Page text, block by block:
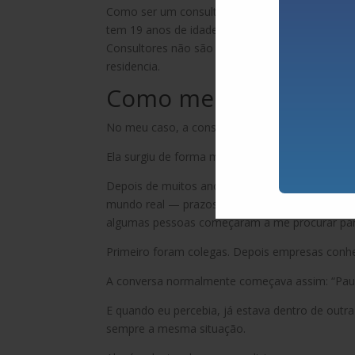
Como ser um consultor de culinária se voce
tem 19 anos de idade?
Consultores não são médicos mas aqueles só
residencia.
Como me tornei
No meu caso, a consultoria não foi uma
Ela surgiu de forma muito mais natural.
Depois de muitos anos trabalhando em
mundo real — prazos apertados, recursos
algumas pessoas começaram a me procurar
Primeiro foram colegas. Depois empresas
A conversa normalmente começava assim:
E quando eu percebia, já estava dentro de
sempre a mesma situação.